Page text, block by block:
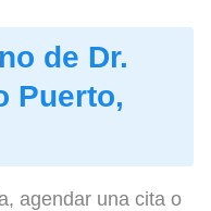
de Dr.
Puerto,
agendar una cita o